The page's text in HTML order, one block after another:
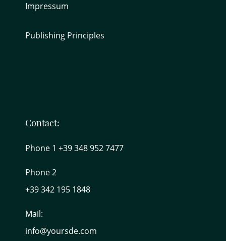
Impressum
Publishing Principles
Contact:
Phone 1 +39 348 952 7477
Phone 2
+39 342 195 1848
Mail:
info@yoursde.com